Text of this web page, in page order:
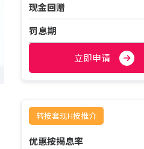
现金回赠
罚息期
立即申请
转按套现H按推介
优惠按揭息率